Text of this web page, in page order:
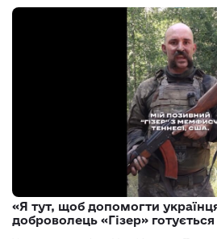
«Я тут, щоб допомогти
доброволець «Гізер»